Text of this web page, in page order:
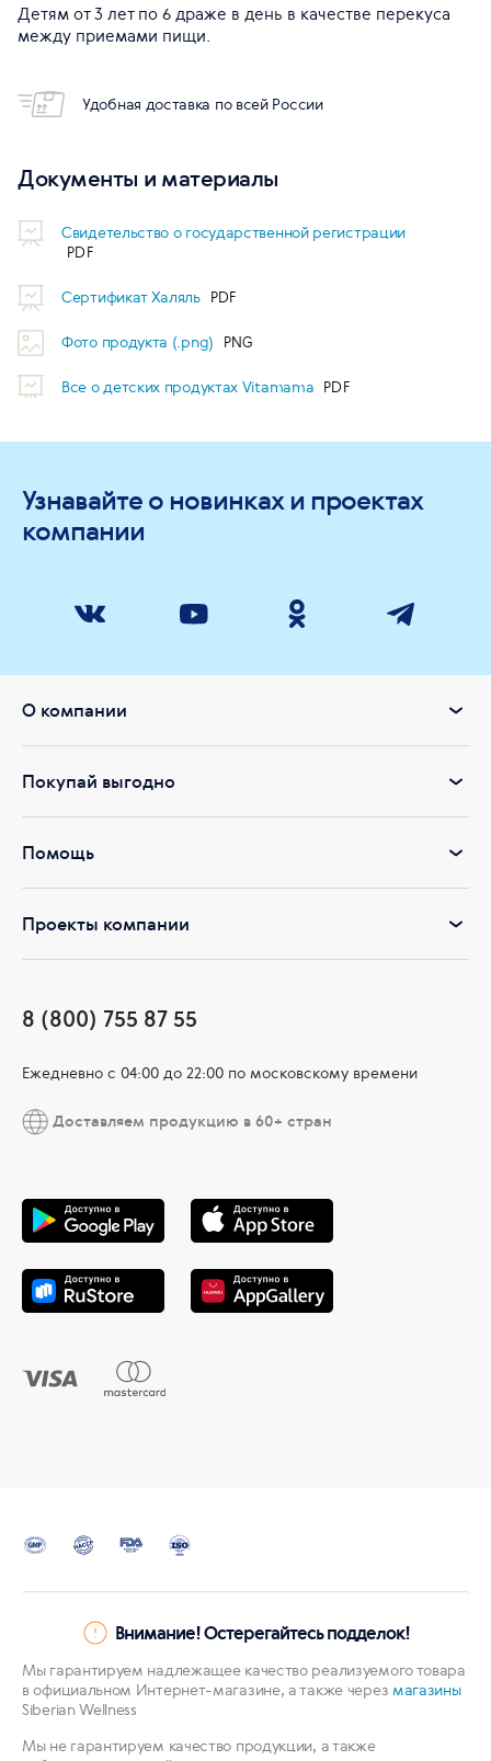
Детям от 3 лет по 6 драже в день в качестве перекуса
между приемами пищи.
Удобная доставка по всей России
Документы и материалы
Свидетельство о государственной регистрации
Сертификат Халяль
Фото продукта (.png)
Все о детских продуктах Vitamama
Узнавайте о новинках и проектах
компании
О компании
Покупай выгодно
Помощь
Проекты компании
8 (800) 755 87 55
Ежедневно c 04:00 до 22:00 по московскому времени
Доставляем продукцию в 60+ стран
Внимание! Остерегайтесь подделок!
Мы гарантируем надлежащее качество реализуемого товара
в официальном Интернет-магазине, а также через магазины
Siberian Wellness
Мы не гарантируем качество продукции, а также